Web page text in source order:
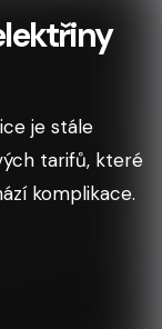
je stále
tarifů, které
komplikace.